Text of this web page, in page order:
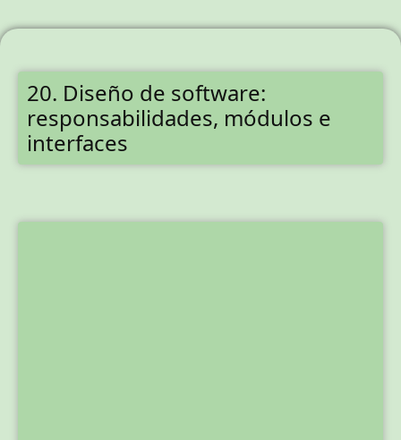
20. Diseño de software:
responsabilidades, módulos e
interfaces